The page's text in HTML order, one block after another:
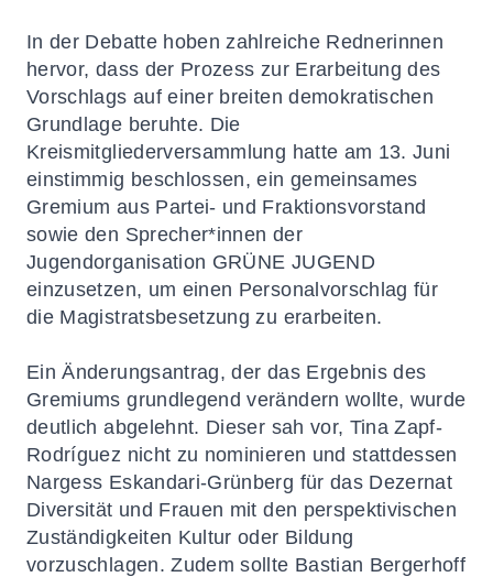
In der Debatte hoben zahlreiche Rednerinnen
hervor, dass der Prozess zur Erarbeitung des
Vorschlags auf einer breiten demokratischen
Grundlage beruhte. Die
Kreismitgliederversammlung hatte am 13. Juni
einstimmig beschlossen, ein gemeinsames
Gremium aus Partei- und Fraktionsvorstand
sowie den Sprecher*innen der
Jugendorganisation GRÜNE JUGEND
einzusetzen, um einen Personalvorschlag für
die Magistratsbesetzung zu erarbeiten.
Ein Änderungsantrag, der das Ergebnis des
Gremiums grundlegend verändern wollte, wurde
deutlich abgelehnt. Dieser sah vor, Tina Zapf-
Rodríguez nicht zu nominieren und stattdessen
Nargess Eskandari-Grünberg für das Dezernat
Diversität und Frauen mit den perspektivischen
Zuständigkeiten Kultur oder Bildung
vorzuschlagen. Zudem sollte Bastian Bergerhoff